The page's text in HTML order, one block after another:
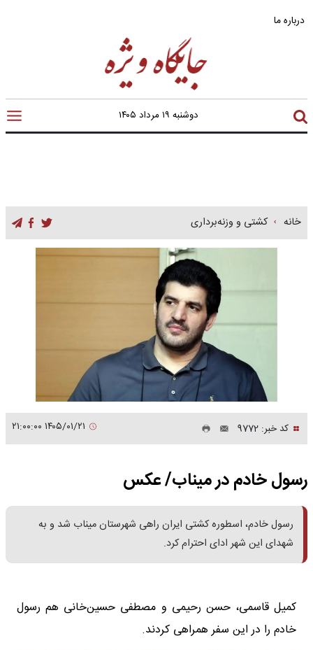
درباره ما
دوشنبه ۱۹ مرداد ۱۴۰۵
خانه کشتی و وزنه‌برداری
کد خبر: 9772
رسول خادم در میناب/ عکس
رسول خادم، اسطوره کشتی ایران راهی شهرستان میناب شد و به
شهدای این شهر ادای احترام کرد.
کمیل قاسمی، حسن رحیمی و مصطفی حسین‌خانی هم رسول
خادم را در این سفر همراهی کردند.